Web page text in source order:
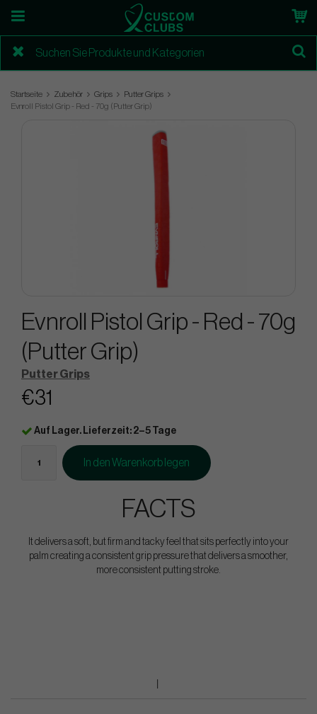
Startseite Zubehör Grips
Putter Grips
Evnroll Pistol Grip - Red - 70g (Putter Grip)
Evnroll Pistol Grip - Red - 70g
(Putter Grip)
Putter Grips
€31
Auf Lager. Lieferzeit: 2–5 Tage
In den Warenkorb legen
FACTS
It delivers a soft, but firm and tacky feel that sits perfectly into your
palm creating a consistent grip pressure that delivers a smoother,
more consistent putting stroke.